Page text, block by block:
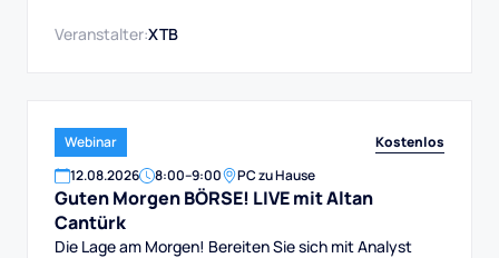
Veranstalter:XTB
Webinar
Kostenlos
12.08.2026 8:00–9:00 PC zu Hause
Guten Morgen BÖRSE! LIVE mit Altan
Cantürk
Die Lage am Morgen! Bereiten Sie sich mit Analyst